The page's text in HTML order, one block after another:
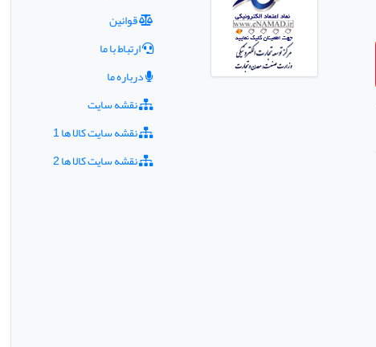
قوانین
ارتباط با ما
درباره ما
نقشه سایت
نقشه سایت کالا ها 1
نقشه سایت کالا ها 2